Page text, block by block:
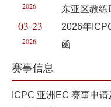
2026
东亚区教练
03-23
2026
2026年
函
赛事信息
ICPC 亚洲EC 赛事申请